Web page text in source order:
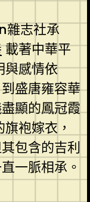
雜志社承
載著中華平
感情依
盛唐雍容華
顯的鳳冠霞
袍嫁衣，
包含的吉利
一脈相承。